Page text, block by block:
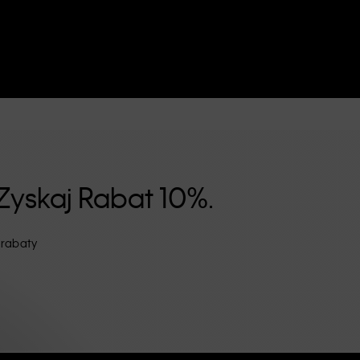
Rabat 10%.
rabaty